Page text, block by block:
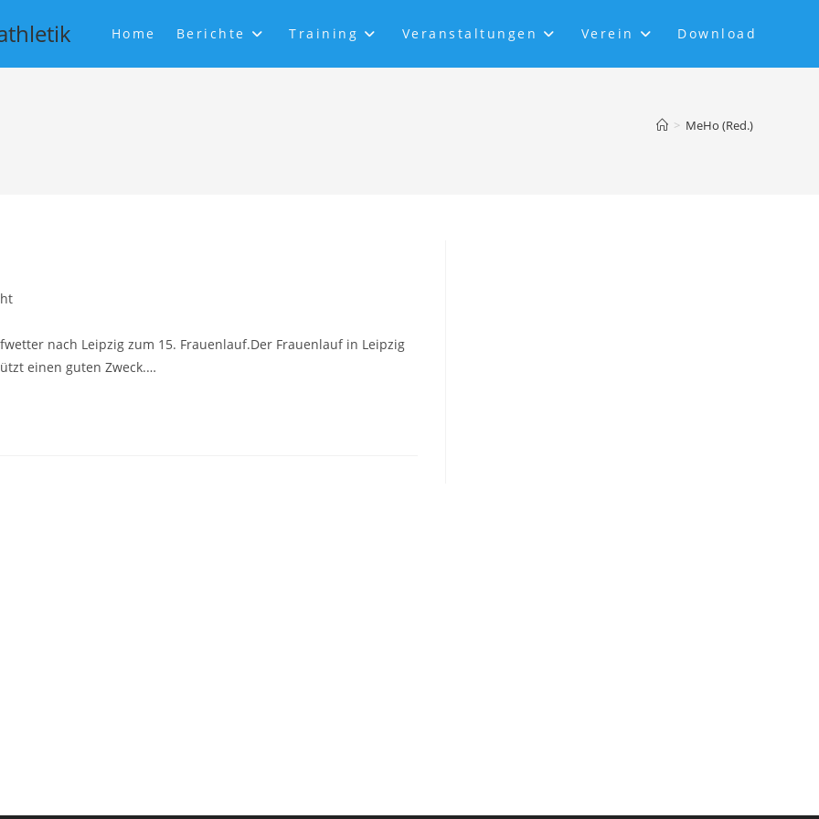
Home Berichte Training Veranstaltungen Verein Download
> MeHo (Red.)
nach Leipzig zum 15. Frauenlauf.Der Frauenlauf in Leipzig
einen guten Zweck.…